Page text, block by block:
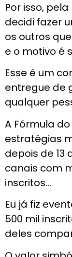
Por isso,
decidi fazer
os outros
e o motivo é
Esse é um
entregue de
qualquer
A Fórmula
estratégias
depois de 13
canais com
inscritos…
Eu já fiz
500 mil
deles